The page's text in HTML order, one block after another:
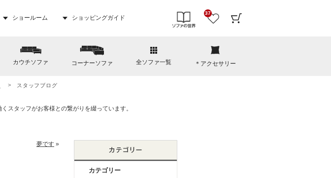
ショールーム ショッピングガイド
37
カウチソファ コーナーソファ 全ソファ一覧 ＊アクセサリー
スタッフブログ
夢です »
カテゴリー